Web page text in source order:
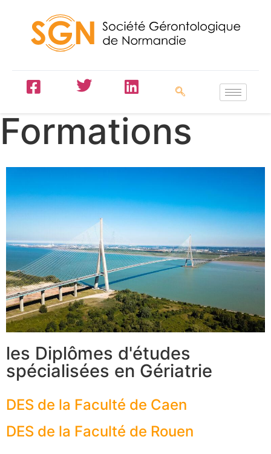
Formations
les Diplômes d'études
spécialisées en Gériatrie
DES de la Faculté de Caen
DES de la Faculté de Rouen